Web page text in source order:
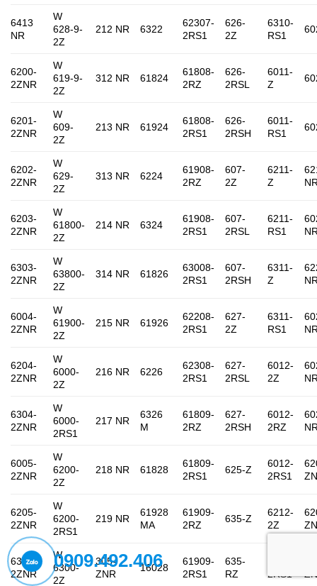
6413
NR
W
628-9-
2Z
212 NR 6322
62307-
2RS1
626-
2Z
6310-
RS1
6200-
2ZNR
W
619-9-
2Z
312 NR 61824
61808-
2RZ
626-
2RSL
6011-
Z
6201-
2ZNR
W
609-
2Z
213 NR 61924
61808-
2RS1
626-
2RSH
6011-
RS1
6202-
2ZNR
W
629-
2Z
313 NR 6224
61908-
2RZ
607-
2Z
6211-
Z
6203-
2ZNR
W
61800-
2Z
214 NR 6324
61908-
2RS1
607-
2RSL
6211-
RS1
6303-
2ZNR
W
63800-
2Z
314 NR 61826
63008-
2RS1
607-
2RSH
6311-
Z
6004-
2ZNR
W
61900-
2Z
215 NR 61926
62208-
2RS1
627-
2Z
6311-
RS1
6204-
2ZNR
W
6000-
2Z
216 NR 6226
62308-
2RS1
627-
2RSL
6012-
2Z
6304-
2ZNR
W
6000-
2RS1
217 NR
6326
M
61809-
2RZ
627-
2RSH
6012-
2RZ
6005-
2ZNR
W
6200-
2Z
218 NR 61828
61809-
2RS1
625-Z
6012-
2RS1
6205-
2ZNR
W
6200-
2RS1
219 NR
61928
MA
61909-
2RZ
635-Z
6212-
2Z
6305-
2ZNR
W
6300-
2Z
305-
ZNR
16028
61909-
2RS1
635-
RZ
2RS1
0909.492.406